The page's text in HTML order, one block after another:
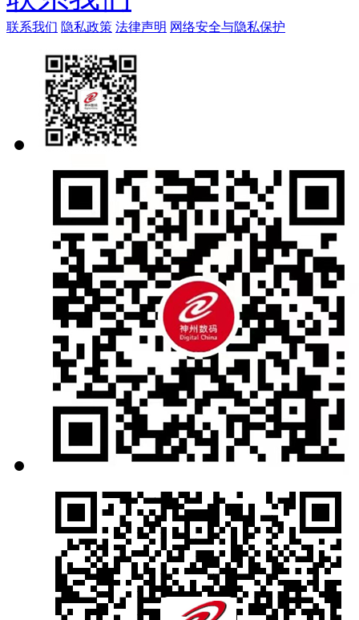
联系我们 隐私政策 法律声明 网络安全与隐私保护